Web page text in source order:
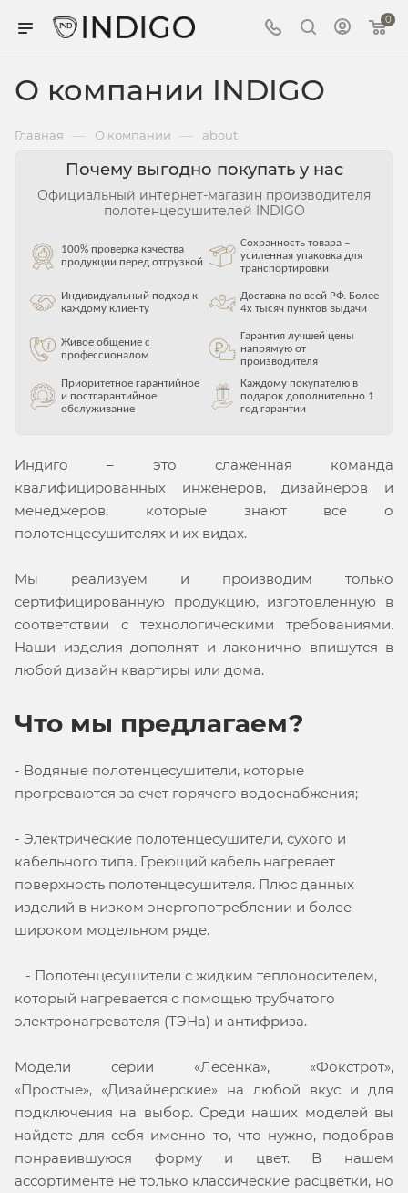
0
О компании INDIGO
Главная — О компании — about
Почему выгодно покупать у нас
Официальный интернет-магазин производителя
полотенцесушителей INDIGO
100% проверка качества
продукции перед отгрузкой
Сохранность товара –
усиленная упаковка для
транспортировки
Индивидуальный подход к
каждому клиенту
Доставка по всей РФ. Более
4х тысяч пунктов выдачи
Живое общение с
профессионалом
Гарантия лучшей цены
напрямую от
производителя
Приоритетное гарантийное
и постгарантийное
обслуживание
Каждому покупателю в
подарок дополнительно 1
год гарантии
Индиго – это слаженная команда
квалифицированных инженеров, дизайнеров и
менеджеров, которые знают все о
полотенцесушителях и их видах.
Мы реализуем и производим только
сертифицированную продукцию, изготовленную в
соответствии с технологическими требованиями.
Наши изделия дополнят и лаконично впишутся в
любой дизайн квартиры или дома.
Что мы предлагаем?
- Водяные полотенцесушители, которые
прогреваются за счет горячего водоснабжения;
- Электрические полотенцесушители, сухого и
кабельного типа. Греющий кабель нагревает
поверхность полотенцесушителя. Плюс данных
изделий в низком энергопотреблении и более
широком модельном ряде.
- Полотенцесушители с жидким теплоносителем,
который нагревается с помощью трубчатого
электронагревателя (ТЭНа) и антифриза.
Модели серии «Лесенка», «Фокстрот»,
«Простые», «Дизайнерские» на любой вкус и для
подключения на выбор. Среди наших моделей вы
найдете для себя именно то, что нужно, подобрав
понравившуюся форму и цвет. В нашем
ассортименте не только классические расцветки, но